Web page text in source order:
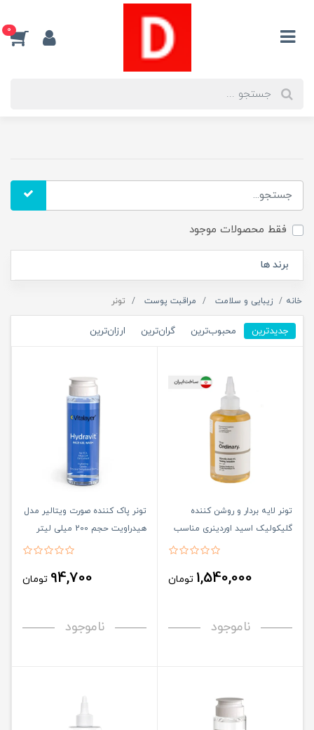
0
فقط محصولات موجود
برند ها
خانه زیبایی و سلامت مراقبت پوست تونر
جدیدترین محبوب‌ترین گران‌ترین ارزان‌ترین
تونر لایه بردار و روشن کننده
گلیکولیک اسید اوردینری مناسب
1,540,000 تومان
ناموجود
تونر پاک کننده صورت ویتالیر مدل
هیدراویت حجم 200 میلی لیتر
94,700 تومان
ناموجود